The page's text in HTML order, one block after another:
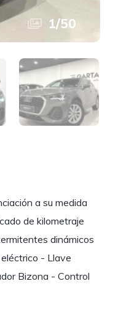
1/50
a su medida
de kilometraje
dinámicos
- Llave
Bizona - Control